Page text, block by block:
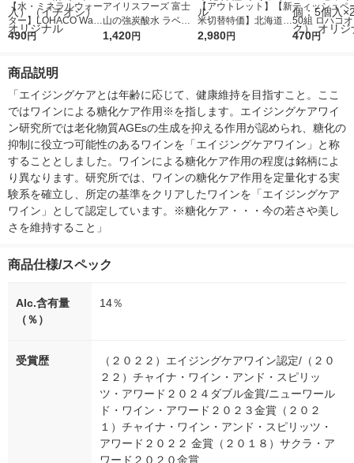
【水・ミネラルウォー
ター】LOHACO Wate
r（ロハコウォータ
シ） オリジナル
490円
アイリスフーズ 富士
山の強炭酸水 ラベル
レス 500ml 1箱（24
1,420円
【アウトレット】【新
米切替特価】北海道産
ななつぼし 無洗米 5k
2,980円
ティッシュペ
50組 ロハコ
ルソフトパッ
オリジナル
470円
商品説明
「エイジングケアとは年齢に応じて、健康維持を目指すこと。ここ
ではワインによる糖化ケア作用※を指します。エイジングケアワイ
ン研究所では老化物質AGEsの生成を抑える作用が認められ、糖化の
抑制に役立つ可能性のあるワインを「エイジングケアワイン」と称
することとしました。ワインによる糖化ケア作用の程度は銘柄によ
り異なります。研究所では、ワインの糖化ケア作用を定量化する実
験系を確立し、所定の基準をクリアしたワインを「エイジングケア
ワイン」として認定しています。※糖化ケア・・・今の若さや美し
さを維持すること」
商品仕様/スペック
Alc.含有量
（％）
14％
受賞歴
（２０２２）エイジングケアワイン認定/（２０
２２）チャイナ・ワイン・アンド・スピリッ
ツ・アワード２０２４ダブル金賞/ニューワール
ド・ワイン・アワード２０２３金賞（２０２
１）チャイナ・ワイン・アンド・スピリッツ・
アワード２０２２ 金賞（２０１８）サクラ・ア
ワード２０２０金賞